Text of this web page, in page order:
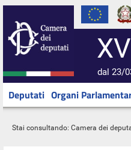
dal 23/
Deputati Organi
Stai consultando: Camera dei